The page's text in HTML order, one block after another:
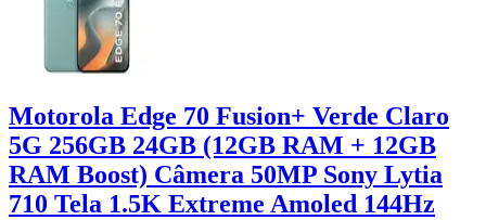
Motorola Edge 70 Fusion+ Verde Claro
5G 256GB 24GB (12GB RAM + 12GB
RAM Boost) Câmera 50MP Sony Lytia
710 Tela 1.5K Extreme Amoled 144Hz